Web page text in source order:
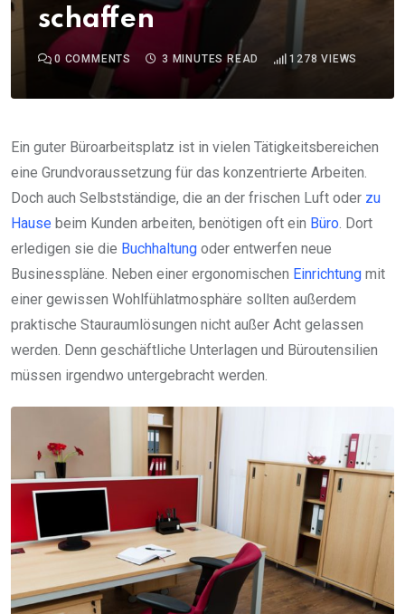
schaffen
0 COMMENTS 3 MINUTES READ 1278 VIEWS
Ein guter Büroarbeitsplatz ist in vielen Tätigkeitsbereichen
eine Grundvoraussetzung für das konzentrierte Arbeiten.
Doch auch Selbstständige, die an der frischen Luft oder zu
Hause beim Kunden arbeiten, benötigen oft ein Büro. Dort
erledigen sie die Buchhaltung oder entwerfen neue
Businesspläne. Neben einer ergonomischen Einrichtung mit
einer gewissen Wohlfühlatmosphäre sollten außerdem
praktische Stauraumlösungen nicht außer Acht gelassen
werden. Denn geschäftliche Unterlagen und Büroutensilien
müssen irgendwo untergebracht werden.